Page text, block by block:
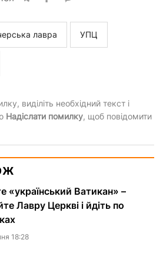
лавра УПЦ
виділіть необхідний текст і
Надіслати помилку, щоб повідомити
«український Ватикан» –
Лавру Церкві і йдіть по
18:28